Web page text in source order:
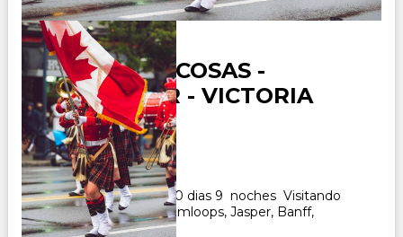
CANADA ROCOSAS -
VANCOUVER - VICTORIA
Duración:
10Días9Noches
Paquete Turistico de 10 dias 9 noches Visitando
Vancouver, Calgary, Kamloops, Jasper, Banff,
CONSULTAR